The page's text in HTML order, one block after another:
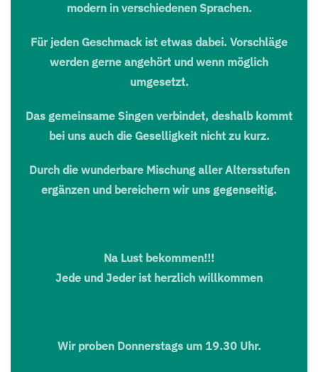
modern in verschiedenen Sprachen.
Für jeden Geschmack ist etwas dabei. Vorschläge
werden gerne angehört und wenn möglich
umgesetzt.
Das gemeinsame Singen verbindet, deshalb kommt
bei uns auch die Geselligkeit nicht zu kurz.
Durch die wunderbare Mischung aller Altersstufen
ergänzen und bereichern wir uns gegenseitig.
Na Lust bekommen!!!
Jede und Jeder ist herzlich willkommen
Wir proben Donnerstags um 19.30 Uhr.